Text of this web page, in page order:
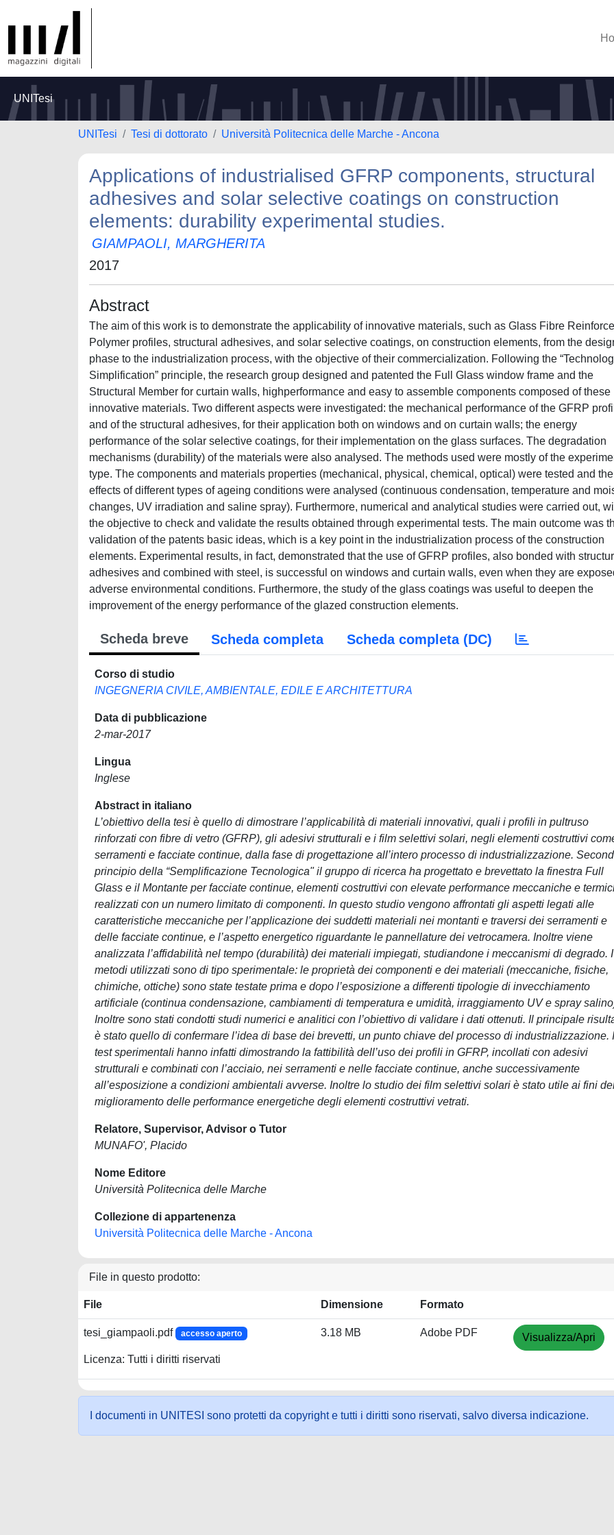
UNITesi
UNITesi Tesi di dottorato Università Politecnica delle Marche - Ancona
Applications of industrialised GFRP components, structural
adhesives and solar selective coatings on construction
elements: durability experimental studies.
GIAMPAOLI, MARGHERITA
2017
Abstract
The aim of this work is to demonstrate the applicability of innovative materials, such as Glass Fibre
Polymer profiles, structural adhesives, and solar selective coatings, on construction elements, from the
phase to the industrialization process, with the objective of their commercialization. Following the
Simplification” principle, the research group designed and patented the Full Glass window frame and the
Structural Member for curtain walls, highperformance and easy to assemble components composed of these
innovative materials. Two different aspects were investigated: the mechanical performance of the GFRP
and of the structural adhesives, for their application both on windows and on curtain walls; the energy
performance of the solar selective coatings, for their implementation on the glass surfaces. The degradation
mechanisms (durability) of the materials were also analysed. The methods used were mostly of the
type. The components and materials properties (mechanical, physical, chemical, optical) were tested and the
effects of different types of ageing conditions were analysed (continuous condensation, temperature and
changes, UV irradiation and saline spray). Furthermore, numerical and analytical studies were carried out,
the objective to check and validate the results obtained through experimental tests. The main outcome was
validation of the patents basic ideas, which is a key point in the industrialization process of the construction
elements. Experimental results, in fact, demonstrated that the use of GFRP profiles, also bonded with
adhesives and combined with steel, is successful on windows and curtain walls, even when they are
adverse environmental conditions. Furthermore, the study of the glass coatings was useful to deepen the
improvement of the energy performance of the glazed construction elements.
Scheda breve Scheda completa Scheda completa (DC)
Corso di studio
INGEGNERIA CIVILE, AMBIENTALE, EDILE E ARCHITETTURA
Data di pubblicazione
2-mar-2017
Lingua
Inglese
Abstract in italiano
L’obiettivo della tesi è quello di dimostrare l’applicabilità di materiali innovativi, quali i profili in pultruso
rinforzati con fibre di vetro (GFRP), gli adesivi strutturali e i film selettivi solari, negli elementi costruttivi
serramenti e facciate continue, dalla fase di progettazione all’intero processo di industrializzazione.
principio della “Semplificazione Tecnologica" il gruppo di ricerca ha progettato e brevettato la finestra Full
Glass e il Montante per facciate continue, elementi costruttivi con elevate performance meccaniche e
realizzati con un numero limitato di componenti. In questo studio vengono affrontati gli aspetti legati alle
caratteristiche meccaniche per l’applicazione dei suddetti materiali nei montanti e traversi dei serramenti e
delle facciate continue, e l’aspetto energetico riguardante le pannellature dei vetrocamera. Inoltre viene
analizzata l’affidabilità nel tempo (durabilità) dei materiali impiegati, studiandone i meccanismi di degrado. I
metodi utilizzati sono di tipo sperimentale: le proprietà dei componenti e dei materiali (meccaniche, fisiche,
chimiche, ottiche) sono state testate prima e dopo l’esposizione a differenti tipologie di invecchiamento
artificiale (continua condensazione, cambiamenti di temperatura e umidità, irraggiamento UV e spray
Inoltre sono stati condotti studi numerici e analitici con l’obiettivo di validare i dati ottenuti. Il principale
è stato quello di confermare l’idea di base dei brevetti, un punto chiave del processo di industrializzazione. I
test sperimentali hanno infatti dimostrando la fattibilità dell’uso dei profili in GFRP, incollati con adesivi
strutturali e combinati con l’acciaio, nei serramenti e nelle facciate continue, anche successivamente
all’esposizione a condizioni ambientali avverse. Inoltre lo studio dei film selettivi solari è stato utile ai fini
miglioramento delle performance energetiche degli elementi costruttivi vetrati.
Relatore, Supervisor, Advisor o Tutor
MUNAFO', Placido
Nome Editore
Università Politecnica delle Marche
Collezione di appartenenza
Università Politecnica delle Marche - Ancona
File in questo prodotto:
File Dimensione Formato
tesi_giampaoli.pdf accesso aperto
Licenza: Tutti i diritti riservati
3.18 MB Adobe PDF Visualizza/Apri
I documenti in UNITESI sono protetti da copyright e tutti i diritti sono riservati, salvo diversa indicazione.